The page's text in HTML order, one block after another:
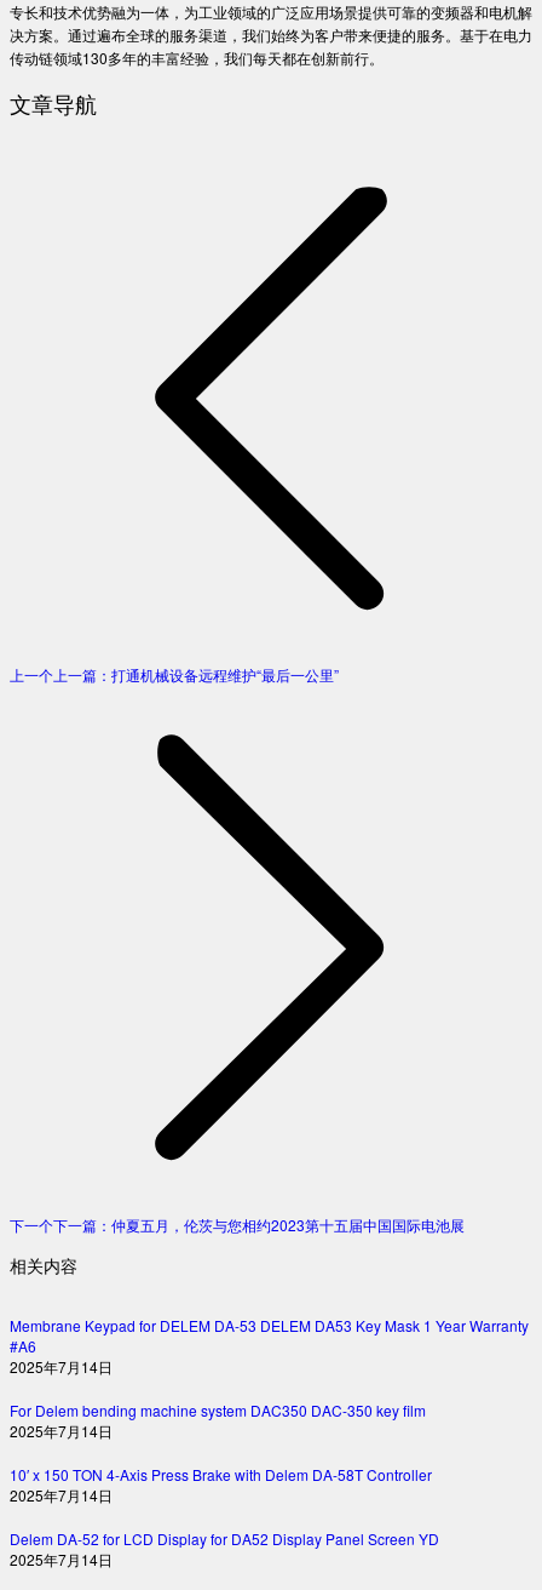
专长和技术优势融为一体，为工业领域的广泛应用场景提供可靠的变频器和电机解
决方案。通过遍布全球的服务渠道，我们始终为客户带来便捷的服务。基于在电力
传动链领域130多年的丰富经验，我们每天都在创新前行。
文章导航
上一个 上一篇： 打通机械设备远程维护“最后一公里”
下一个下一篇： 仲夏五月，伦茨与您相约2023第十五届中国国际电池展
相关内容
Membrane Keypad for DELEM DA-53 DELEM DA53 Key Mask 1 Year Warranty
#A6
2025年7月14日
For Delem bending machine system DAC350 DAC-350 key film
2025年7月14日
10′ x 150 TON 4-Axis Press Brake with Delem DA-58T Controller
2025年7月14日
Delem DA-52 for LCD Display for DA52 Display Panel Screen YD
2025年7月14日